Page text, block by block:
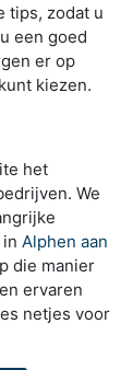
tips, zodat u
een goed
er op
kiezen.
het
We
Alphen aan
die manier
ervaren
netjes voor